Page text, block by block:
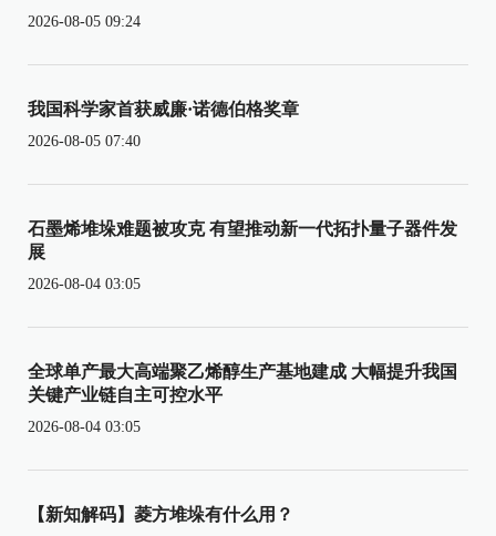
2026-08-05 09:24
我国科学家首获威廉·诺德伯格奖章
2026-08-05 07:40
石墨烯堆垛难题被攻克 有望推动新一代拓扑量子器件发
展
2026-08-04 03:05
全球单产最大高端聚乙烯醇生产基地建成 大幅提升我国
关键产业链自主可控水平
2026-08-04 03:05
【新知解码】菱方堆垛有什么用？